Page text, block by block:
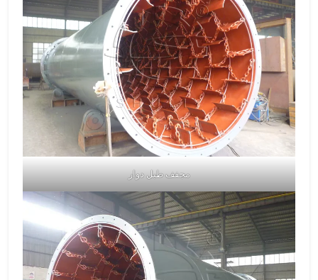
مجفف طبل دوار